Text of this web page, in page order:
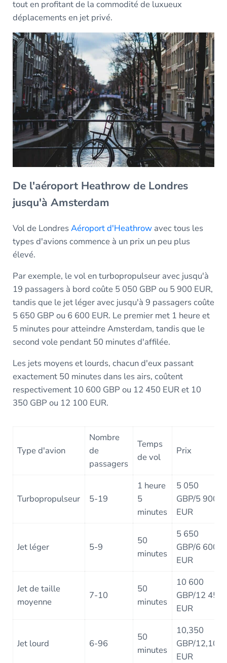
tout en profitant de la commodité de luxueux
déplacements en jet privé.
De l'aéroport Heathrow de Londres
jusqu'à Amsterdam
Vol de LondresAéroport d'Heathrowavec tous les
types d'avions commence à un prix un peu plus
élevé.
Par exemple, le vol en turbopropulseur avec jusqu'à
19 passagers à bord coûte 5 050 GBP ou 5 900 EUR,
tandis que le jet léger avec jusqu'à 9 passagers coûte
5 650 GBP ou 6 600 EUR. Le premier met 1 heure et
5 minutes pour atteindre Amsterdam, tandis que le
second vole pendant 50 minutes d'affilée.
Les jets moyens et lourds, chacun d'eux passant
exactement 50 minutes dans les airs, coûtent
respectivement 10 600 GBP ou 12 450 EUR et 10
350 GBP ou 12 100 EUR.
Type d'avion
Nombre
de
passagers
Temps
de vol
Prix
Turbopropulseur 5-19
1 heure
5
minutes
5 050
GBP/5 900
EUR
Jet léger 5-9
50
minutes
5 650
GBP/6 600
EUR
Jet de taille
moyenne
7-10
50
minutes
10 600
GBP/12 450
EUR
Jet lourd 6-96
50
minutes
10,350
GBP/12,100
EUR